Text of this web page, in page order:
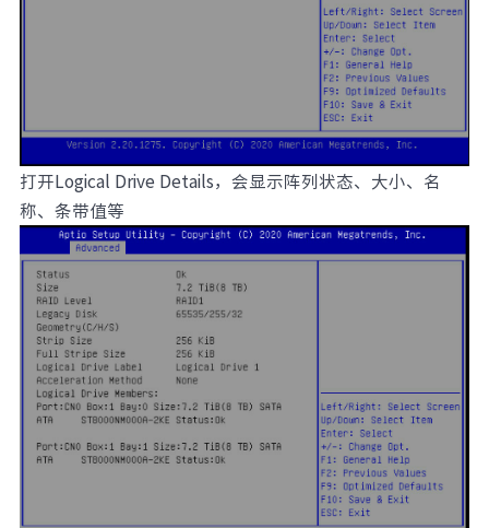
打开Logical Drive Details，会显示阵列状态、大小、名
称、条带值等